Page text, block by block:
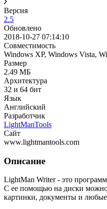
Версия
2.5
Обновлено
2018-10-27 07:14:10
Совместимость
Windows XP, Windows Vista,
Размер
2.49 МБ
Архитектура
32 и 64 бит
Язык
Английский
Разработчик
LightManTools
Сайт
www.lightmantools.com
Описание
LightMan Writer - это
С ее помощью на диски можно
картинки, документы